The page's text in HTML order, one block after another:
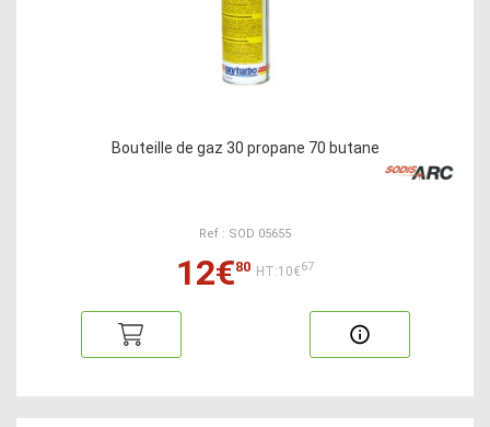
Bouteille de gaz 30 propane 70 butane
Ref : SOD 05655
12€80 HT:10€67